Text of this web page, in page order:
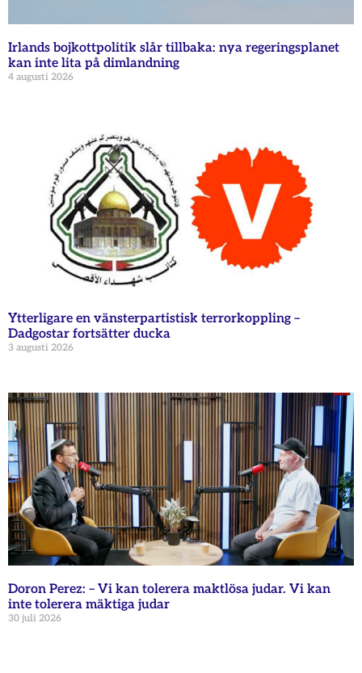
Irlands bojkottpolitik slår tillbaka: nya regeringsplanet
kan inte lita på dimlandning
4 augusti 2026
Ytterligare en vänsterpartistisk terrorkoppling –
Dadgostar fortsätter ducka
3 augusti 2026
Doron Perez: – Vi kan tolerera maktlösa judar. Vi kan
inte tolerera mäktiga judar
30 juli 2026